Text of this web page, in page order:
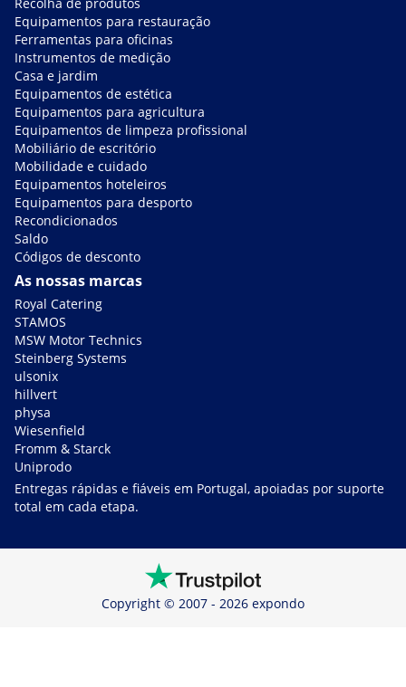
Equipamentos para restauração
Ferramentas para oficinas
Instrumentos de medição
Casa e jardim
Equipamentos de estética
Equipamentos para agricultura
Equipamentos de limpeza profissional
Mobiliário de escritório
Mobilidade e cuidado
Equipamentos hoteleiros
Equipamentos para desporto
Recondicionados
Saldo
Códigos de desconto
As nossas marcas
Royal Catering
STAMOS
MSW Motor Technics
Steinberg Systems
ulsonix
hillvert
physa
Wiesenfield
Fromm & Starck
Uniprodo
Entregas rápidas e fiáveis em Portugal, apoiadas por suporte
total em cada etapa.
Copyright © 2007 - 2026 expondo